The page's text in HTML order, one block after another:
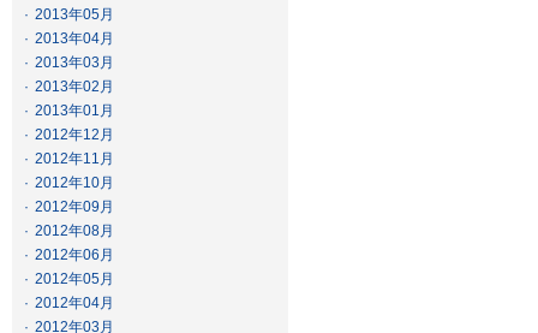
· 2013年05月
· 2013年04月
· 2013年03月
· 2013年02月
· 2013年01月
· 2012年12月
· 2012年11月
· 2012年10月
· 2012年09月
· 2012年08月
· 2012年06月
· 2012年05月
· 2012年04月
· 2012年03月